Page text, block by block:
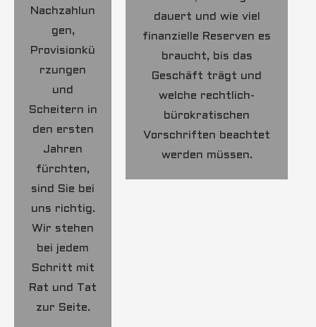
Nachzahlun
gen,
Provisionkü
rzungen
und
Scheitern in
den ersten
Jahren
fürchten,
sind Sie bei
uns richtig.
Wir stehen
bei jedem
Schritt mit
Rat und Tat
zur Seite.
dauert und wie viel
finanzielle Reserven es
braucht, bis das
Geschäft trägt und
welche rechtlich-
bürokratischen
Vorschriften beachtet
werden müssen.